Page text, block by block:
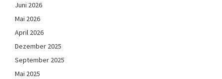
Juni 2026
Mai 2026
April 2026
Dezember 2025
September 2025
Mai 2025